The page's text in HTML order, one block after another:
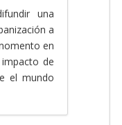
una
a
en
de
el mundo